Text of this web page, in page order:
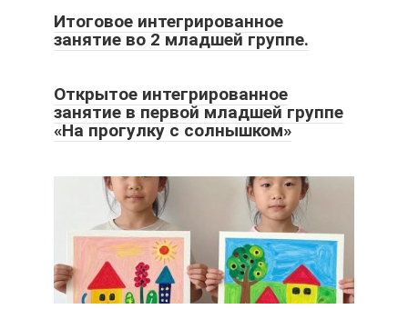
Итоговое интегрированное
занятие во 2 младшей группе.
Открытое интегрированное
занятие в первой младшей группе
«На прогулку с солнышком»